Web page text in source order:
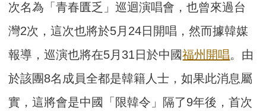
次名為「青春匱乏」巡迴演唱會 ，也曾來過台
灣2次，這次也將於5月24日開唱，然而據韓媒
報導，巡演也將在5月31日於中國福州開唱。由
於該團8名成員全都是韓籍人士，如果此消息屬
實，這將會是中國「限韓令」隔了9年後，首次